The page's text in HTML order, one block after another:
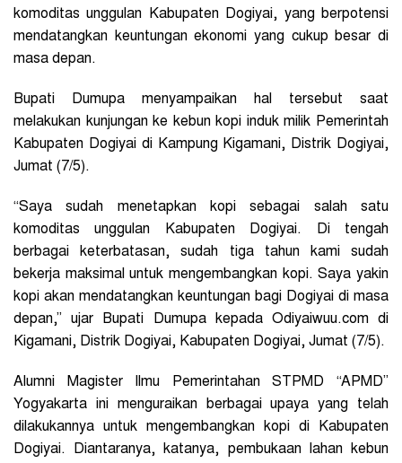
komoditas unggulan Kabupaten Dogiyai, yang berpotensi
mendatangkan keuntungan ekonomi yang cukup besar di
masa depan.
Bupati Dumupa menyampaikan hal tersebut saat
melakukan kunjungan ke kebun kopi induk milik Pemerintah
Kabupaten Dogiyai di Kampung Kigamani, Distrik Dogiyai,
Jumat (7/5).
“Saya sudah menetapkan kopi sebagai salah satu
komoditas unggulan Kabupaten Dogiyai. Di tengah
berbagai keterbatasan, sudah tiga tahun kami sudah
bekerja maksimal untuk mengembangkan kopi. Saya yakin
kopi akan mendatangkan keuntungan bagi Dogiyai di masa
depan,” ujar Bupati Dumupa kepada Odiyaiwuu.com di
Kigamani, Distrik Dogiyai, Kabupaten Dogiyai, Jumat (7/5).
Alumni Magister Ilmu Pemerintahan STPMD “APMD”
Yogyakarta ini menguraikan berbagai upaya yang telah
dilakukannya untuk mengembangkan kopi di Kabupaten
Dogiyai. Diantaranya, katanya, pembukaan lahan kebun